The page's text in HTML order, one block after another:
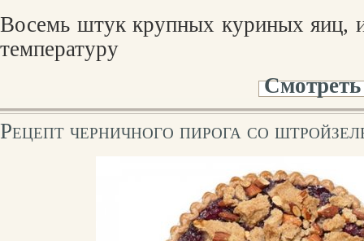
Восемь штук крупных куриных яиц,
температуру
Рецепт черничного пирога со